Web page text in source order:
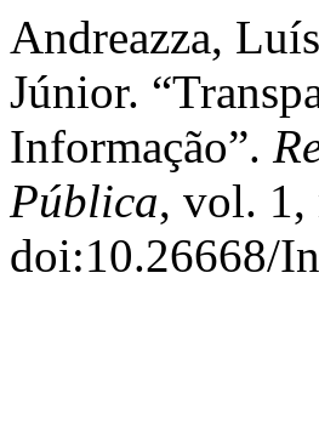
Andreazza,
Júnior.
Informação”.
Pública, vol. 1,
doi:10.26668/